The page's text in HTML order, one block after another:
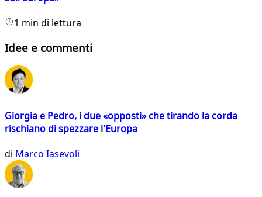
1 min di lettura
Idee e commenti
Giorgia e Pedro, i due «opposti» che tirando la corda
rischiano di spezzare l'Europa
di Marco Iasevoli